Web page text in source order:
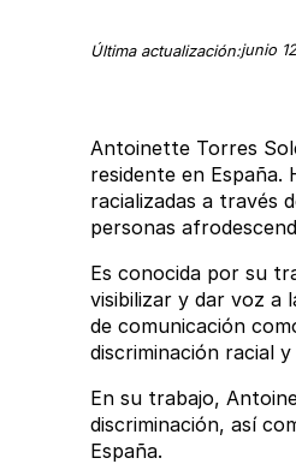
Última actualización:junio
Antoinette Torres
residente en España.
racializadas a través
personas
Es conocida por su
visibilizar y dar voz a
de comunicación
discriminación racial
En su trabajo,
discriminación, así
España.